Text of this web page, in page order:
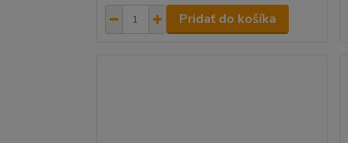
Pridať do košíka